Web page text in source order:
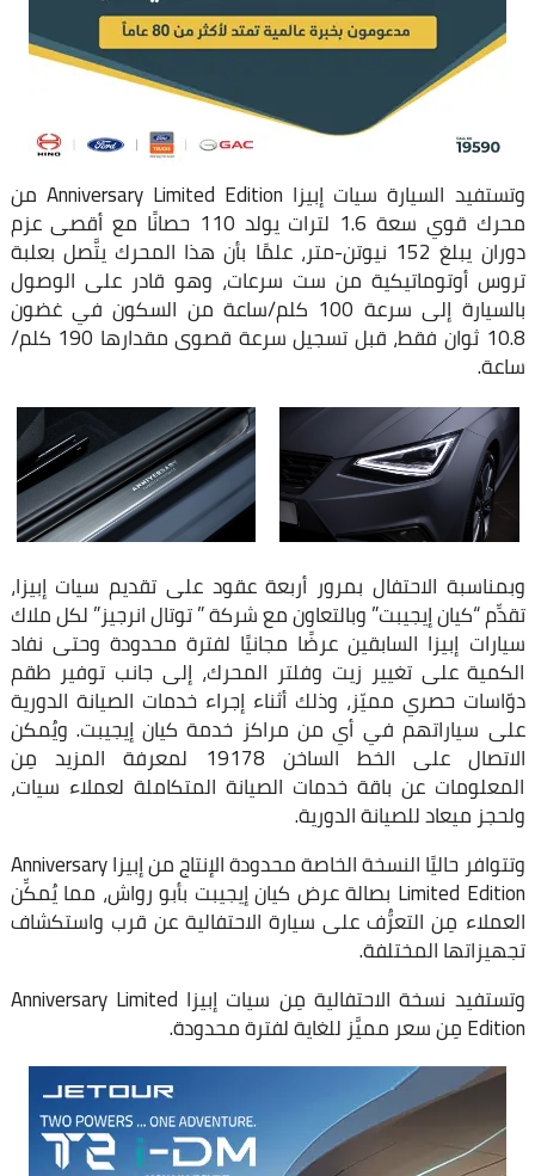
وتستفيد السيارة سيات إبيزا Anniversary Limited Edition من
محرك قوي سعة 1.6 لترات يولد 110 حصانًا مع أقصى عزم
دوران يبلغ 152 نيوتن-متر، علمًا بأن هذا المحرك يتَّصل بعلبة
تروس أوتوماتيكية من ست سرعات، وهو قادر على الوصول
بالسيارة إلى سرعة 100 كلم/ساعة من السكون في غضون
10.8 ثوان فقط، قبل تسجيل سرعة قصوى مقدارها 190 كلم/
ساعة.
وبمناسبة الاحتفال بمرور أربعة عقود على تقديم سيات إبيزا،
تقدِّم “كيان إيجيبت” وبالتعاون مع شركة ” توتال انرجيز” لكل ملاك
سيارات إبيزا السابقين عرضًا مجانيًا لفترة محدودة وحتى نفاد
الكمية على تغيير زيت وفلتر المحرك، إلى جانب توفير طقم
دوّاسات حصري مميّز، وذلك أثناء إجراء خدمات الصيانة الدورية
على سياراتهم في أي من مراكز خدمة كيان إيجيبت. ويُمكن
الاتصال على الخط الساخن 19178 لمعرفة المزيد مِن
المعلومات عن باقة خدمات الصيانة المتكاملة لعملاء سيات،
ولحجز ميعاد للصيانة الدورية.
وتتوافر حاليًا النسخة الخاصة محدودة الإنتاج من إبيزا Anniversary
Limited Edition بصالة عرض كيان إيجيبت بأبو رواش، مما يُمكِّن
العملاء مِن التعرُّف على سيارة الاحتفالية عن قرب واستكشاف
تجهيزاتها المختلفة.
وتستفيد نسخة الاحتفالية مِن سيات إبيزا Anniversary Limited
Edition مِن سعر مميَّز للغاية لفترة محدودة.